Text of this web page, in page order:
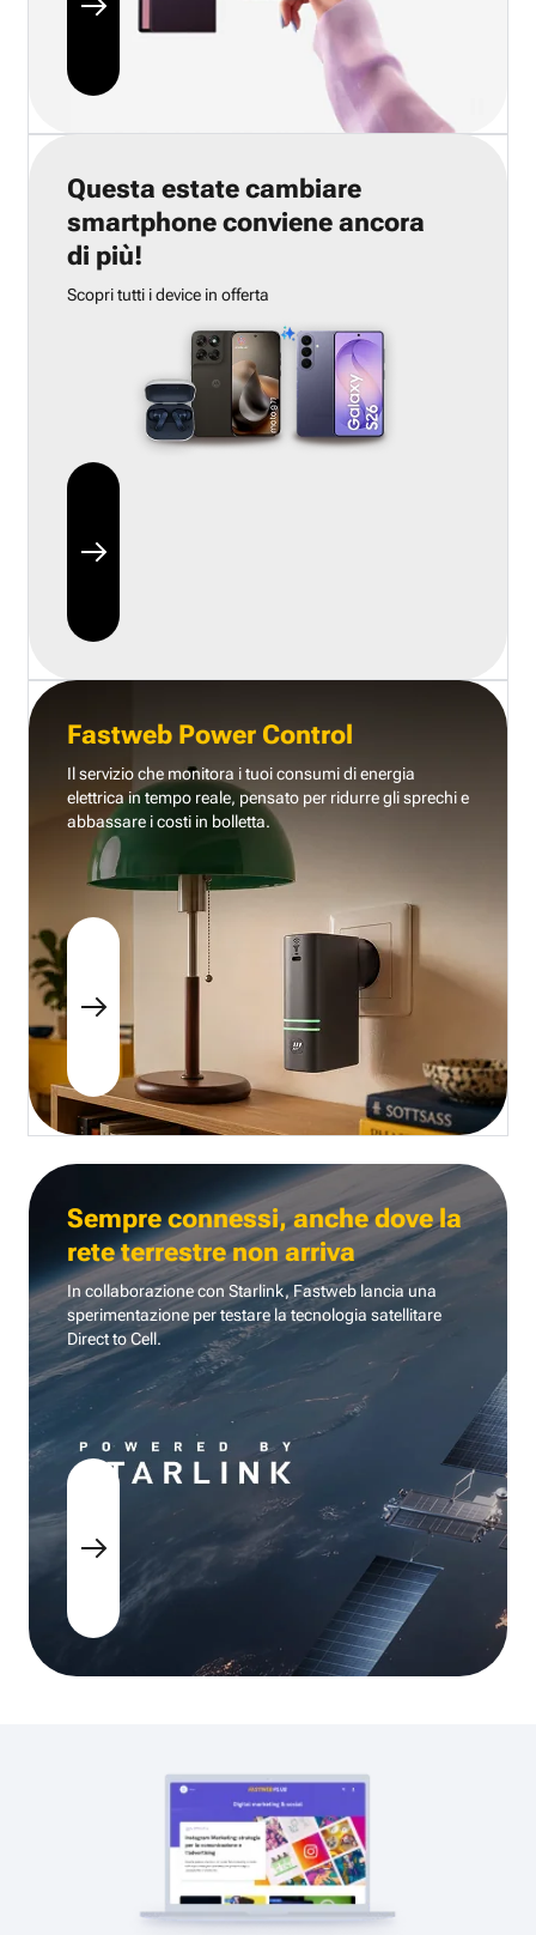
Questa estate cambiare
smartphone conviene ancora
di più!
Scopri tutti i device in offerta
Fastweb Power Control
Il servizio che monitora i tuoi consumi di energia
elettrica in tempo reale, pensato per ridurre gli sprechi e
abbassare i costi in bolletta.
Sempre connessi, anche dove la
rete terrestre non arriva
In collaborazione con Starlink, Fastweb lancia una
sperimentazione per testare la tecnologia satellitare
Direct to Cell.